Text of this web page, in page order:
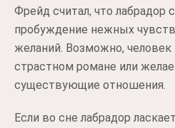
Фрейд считал, что лабрадор
пробуждение нежных
желаний. Возможно, человек
страстном романе или
существующие отношения.
Если во сне лабрадор